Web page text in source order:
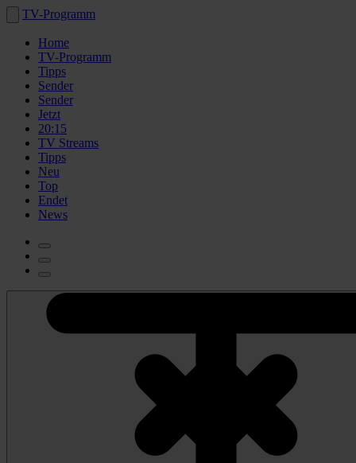
TV-Programm
Home
TV-Programm
Tipps
Sender
Sender
Jetzt
20:15
TV Streams
Tipps
Neu
Top
Endet
News